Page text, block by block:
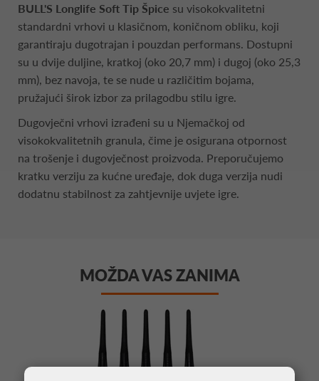
BULL'S Longlife Soft Tip Špice su visokokvalitetni
standardni vrhovi u klasičnom, koničnom obliku, koji
garantiraju dugotrajan i pouzdan performans. Dostupni
su u dvije duljine, kratkoj (oko 20,7 mm) i dugoj (oko 25,3
mm), bez navoja, te se nude u različitim bojama,
pružajući širok izbor za prilagodbu stilu igre.
Dugovječni vrhovi izrađeni su u Njemačkoj od
visokokvalitetnih granula, čime je osigurana otpornost
na trošenje i dugovječnost proizvoda. Preporučujemo
kratku verziju za kućne uređaje, dok duga verzija nudi
dodatnu stabilnost za zahtjevnije uvjete igre.
MOŽDA VAS ZANIMA